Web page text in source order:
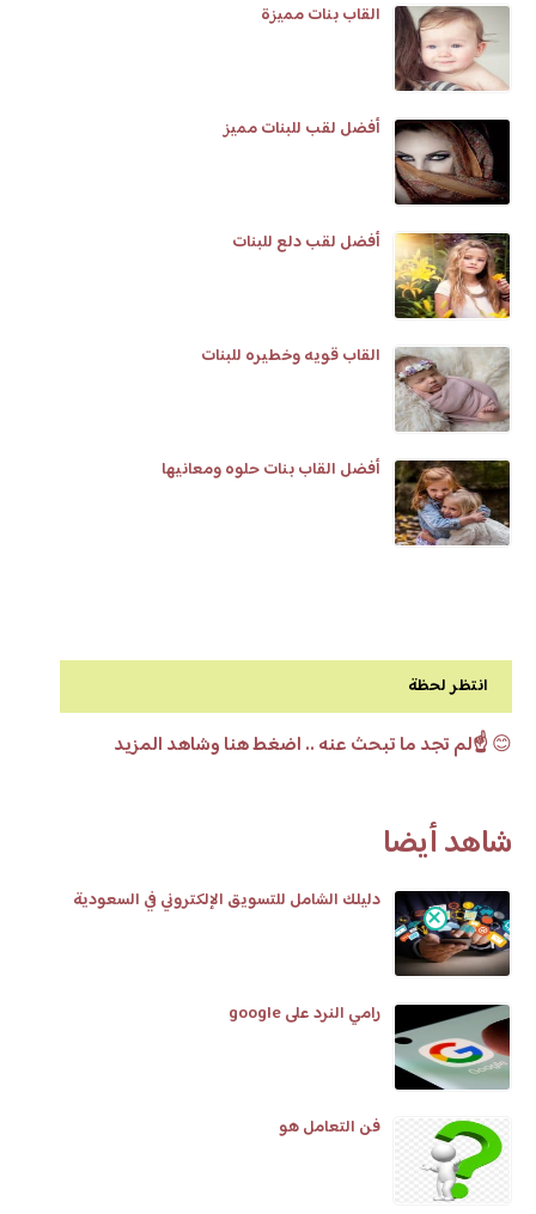
القاب بنات مميزة
أفضل لقب للبنات مميز
أفضل لقب دلع للبنات
القاب قويه وخطيره للبنات
أفضل القاب بنات حلوه ومعانيها
انتظر لحظة
😊☝️لم تجد ما تبحث عنه .. اضغط هنا وشاهد المزيد
شاهد أيضا
دليلك الشامل للتسويق الإلكتروني في السعودية
رامي النرد على google
فن التعامل هو